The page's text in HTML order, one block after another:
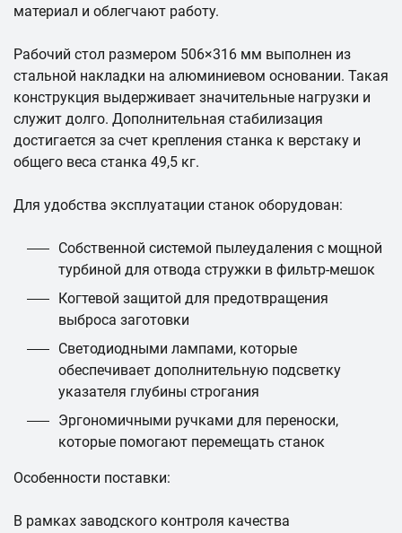
материал и облегчают работу.
Рабочий стол размером 506×316 мм выполнен из
стальной накладки на алюминиевом основании. Такая
конструкция выдерживает значительные нагрузки и
служит долго. Дополнительная стабилизация
достигается за счет крепления станка к верстаку и
общего веса станка 49,5 кг.
Для удобства эксплуатации станок оборудован:
Собственной системой пылеудаления с мощной
турбиной для отвода стружки в фильтр-мешок
Когтевой защитой для предотвращения
выброса заготовки
Светодиодными лампами, которые
обеспечивает дополнительную подсветку
указателя глубины строгания
Эргономичными ручками для переноски,
которые помогают перемещать станок
Особенности поставки:
В рамках заводского контроля качества